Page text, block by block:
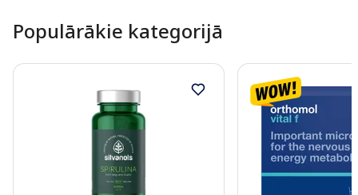
Populārākie kategorijā